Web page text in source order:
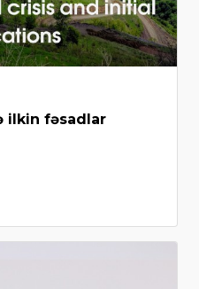
ilkin fəsadlar